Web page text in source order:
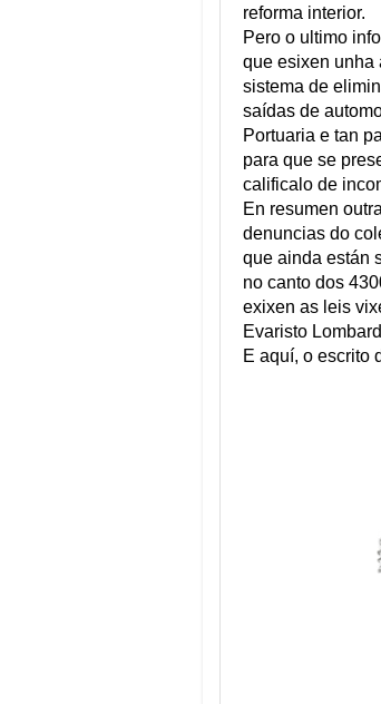
reforma interior.
Pero o ultimo
que esixen unha
sistema de
saídas de
Portuaria e tan
para que se
calificalo de
En resumen
denuncias do
que ainda están
no canto dos
exixen as leis
Evaristo
E aquí, o escrito